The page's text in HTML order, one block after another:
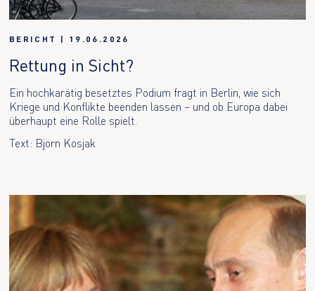
BERICHT | 19.06.2026
Rettung in Sicht?
Ein hochkarätig besetztes Podium fragt in Berlin, wie sich
Kriege und Konflikte beenden lassen – und ob Europa dabei
überhaupt eine Rolle spielt.
Text: Björn Kosjak